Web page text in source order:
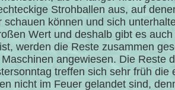
Strohballen aus, auf
schauen können und sich
Wert und deshalb gibt es
werden die Reste zusammen
angewiesen. Die Reste
treffen sich sehr früh
nicht im Feuer gelandet sind,